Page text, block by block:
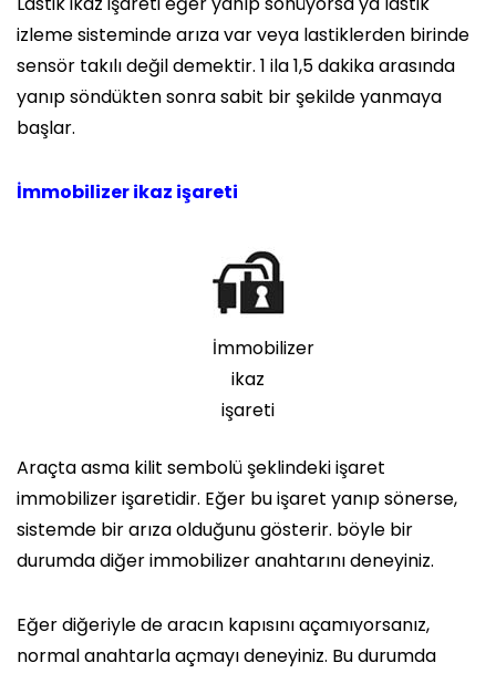
izleme sisteminde arıza var veya lastiklerden birinde
sensör takılı değil demektir. 1 ila 1,5 dakika arasında
yanıp söndükten sonra sabit bir şekilde yanmaya
başlar.
İmmobilizer ikaz işareti
İmmobilizer
ikaz
işareti
Araçta asma kilit sembolü şeklindeki işaret
immobilizer işaretidir. Eğer bu işaret yanıp sönerse,
sistemde bir arıza olduğunu gösterir. böyle bir
durumda diğer immobilizer anahtarını deneyiniz.
Eğer diğeriyle de aracın kapısını açamıyorsanız,
normal anahtarla açmayı deneyiniz. Bu durumda